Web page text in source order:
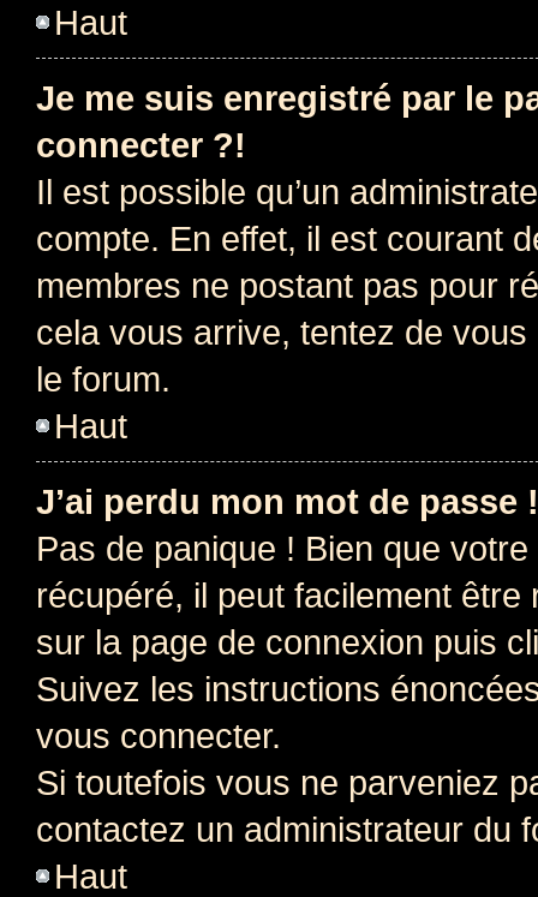
Haut
Je me suis enregistré par le
connecter ?!
Il est possible qu’un
compte. En effet, il est courant
membres ne postant pas pour
cela vous arrive, tentez de
le forum.
Haut
J’ai perdu mon mot de passe !
Pas de panique ! Bien que
récupéré, il peut facilement
sur la page de connexion puis
Suivez les instructions
vous connecter.
Si toutefois vous ne parveniez
contactez un administrateur du
Haut